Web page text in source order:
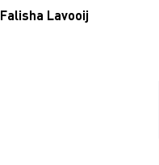
Falisha Lavooij